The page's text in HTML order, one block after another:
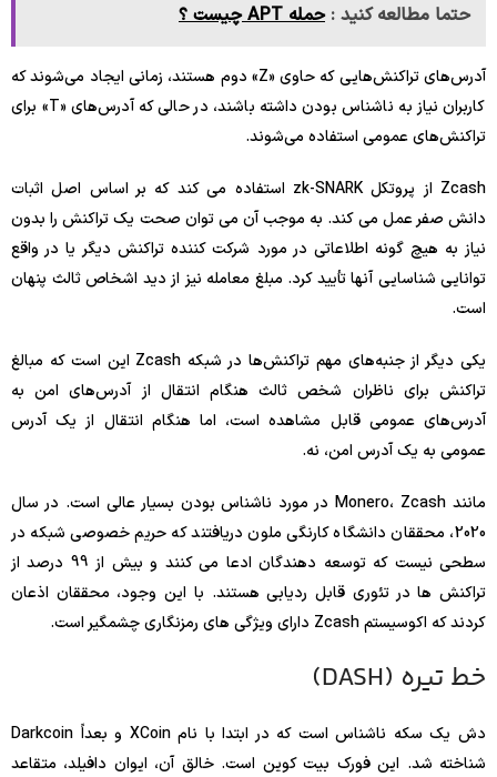
حتما مطالعه کنید : حمله APT چیست ؟
آدرس‌های تراکنش‌هایی که حاوی «Z» دوم هستند، زمانی ایجاد می‌شوند که
کاربران نیاز به ناشناس بودن داشته باشند، در حالی که آدرس‌های «T» برای
تراکنش‌های عمومی استفاده می‌شوند.
Zcash از پروتکل zk-SNARK استفاده می کند که بر اساس اصل اثبات
دانش صفر عمل می کند. به موجب آن می توان صحت یک تراکنش را بدون
نیاز به هیچ گونه اطلاعاتی در مورد شرکت کننده تراکنش دیگر یا در واقع
توانایی شناسایی آنها تأیید کرد. مبلغ معامله نیز از دید اشخاص ثالث پنهان
است.
یکی دیگر از جنبه‌های مهم تراکنش‌ها در شبکه Zcash این است که مبالغ
تراکنش برای ناظران شخص ثالث هنگام انتقال از آدرس‌های امن به
آدرس‌های عمومی قابل مشاهده است، اما هنگام انتقال از یک آدرس
عمومی به یک آدرس امن، نه.
مانند Monero، Zcash در مورد ناشناس بودن بسیار عالی است. در سال
2020، محققان دانشگاه کارنگی ملون دریافتند که حریم خصوصی شبکه در
سطحی نیست که توسعه دهندگان ادعا می کنند و بیش از 99 درصد از
تراکنش ها در تئوری قابل ردیابی هستند. با این وجود، محققان اذعان
کردند که اکوسیستم Zcash دارای ویژگی های رمزنگاری چشمگیر است.
خط تیره (DASH)
دش یک سکه ناشناس است که در ابتدا با نام XCoin و بعداً Darkcoin
شناخته شد. این فورک بیت کوین است. خالق آن، ایوان دافیلد، متقاعد